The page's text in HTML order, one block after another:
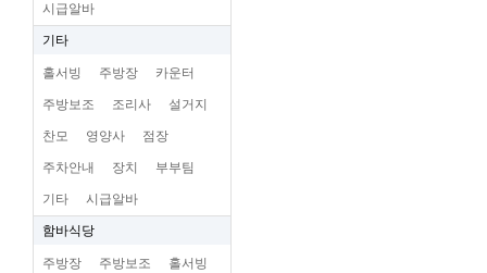
시급알바
기타
홀서빙 주방장 카운터
주방보조 조리사 설거지
찬모 영양사 점장
주차안내 장치 부부팀
기타 시급알바
함바식당
주방장 주방보조 홀서빙